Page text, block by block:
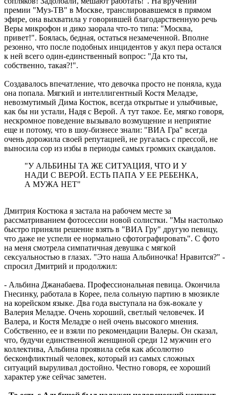
премии "Муз-ТВ" в Москве, транслировавшемся в прямом
эфире, она выхватила у говорившей благодарственную речь
Веры микрофон и дико заорала что-то типа: "Москва,
привет!". Боялась, бедная, остаться незамеченной. Вполне
резонно, что после подобных инцидентов у акул пера остался
к ней всего один-единственный вопрос: "Да кто ты,
собственно, такая?!".
Создавалось впечатление, что девочка просто не поняла, куда
она попала. Мягкий и интеллигентный Костя Меладзе,
невозмутимый Дима Костюк, всегда открытые и улыбчивые,
как бы ни устали, Надя с Верой. А тут такое. Ее, мягко говоря,
нескромное поведение вызывало возмущение и неприятие
еще и потому, что в шоу-бизнесе знали: "ВИА Гра" всегда
очень дорожила своей репутацией, не ругалась с прессой, не
выносила сор из избы в периоды самых громких скандалов.
"У АЛЬБИНЫ ТА ЖЕ СИТУАЦИЯ, ЧТО И У
НАДИ С ВЕРОЙ. ЕСТЬ ПАПА У ЕЕ РЕБЕНКА,
А МУЖА НЕТ"
Дмитрия Костюка я застала на рабочем месте за
рассматриванием фотосессии новой солистки. "Мы настолько
быстро приняли решение взять в "ВИА Гру" другую певицу,
что даже не успели ее нормально сфотографировать". С фото
на меня смотрела симпатичная девушка с мягкой
сексуальностью в глазах. "Это наша Альбиночка! Нравится?" -
спросил Дмитрий и продолжил:
- Альбина Джанабаева. Профессиональная певица. Окончила
Гнесинку, работала в Корее, пела сольную партию в мюзикле
на корейском языке. Два года выступала на бэк-вокале у
Валерия Меладзе. Очень хороший, светлый человечек. И
Валера, и Костя Меладзе о ней очень высокого мнения.
Собственно, ее и взяли по рекомендации Валеры. Он сказал,
что, будучи единственной женщиной среди 12 мужчин его
коллектива, Альбина проявила себя как абсолютно
бесконфликтный человек, который из самых сложных
ситуаций выруливал достойно. Честно говоря, ее хороший
характер уже сейчас заметен.